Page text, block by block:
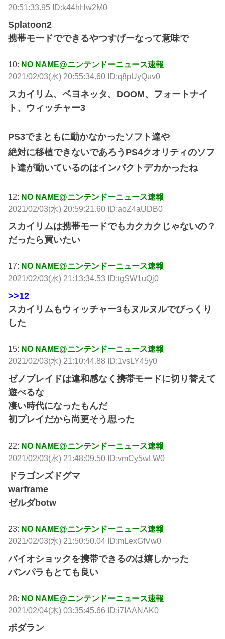
20:51:33.95 ID:k44hHw2M0
Splatoon2
携帯モードでできるやつすげーなって意味で
10: NO NAME@ニンテンドーニュース速報
2021/02/03(水) 20:55:34.60 ID:q8pUyQuv0
スカイリム、ベヨネッタ、DOOM、フォートナイ
ト、ウィッチャー3
PS3でまともに動かなかったソフト達や
絶対に移植できないであろうPS4クオリティのソフ
ト達が動いているのはインパクトデカかったね
12: NO NAME@ニンテンドーニュース速報
2021/02/03(水) 20:59:21.60 ID:aoZ4aUDB0
スカイリムは携帯モードでもカクカクじゃないの？
だったら買いたい
17: NO NAME@ニンテンドーニュース速報
2021/02/03(水) 21:13:34.53 ID:tgSW1uQj0
>>12
スカイリムもウィッチャー3もヌルヌルでびっくり
した
15: NO NAME@ニンテンドーニュース速報
2021/02/03(水) 21:10:44.88 ID:1vsLY45y0
ゼノブレイドは違和感なく携帯モードに切り替えて
遊べるな
凄い時代になったもんだ
初プレイだから尚更そう思った
22: NO NAME@ニンテンドーニュース速報
2021/02/03(水) 21:48:09.50 ID:vmCy5wLW0
ドラゴンズドグマ
warframe
ゼルダbotw
23: NO NAME@ニンテンドーニュース速報
2021/02/03(水) 21:50:50.04 ID:mLexGfVw0
バイオショックを携帯できるのは嬉しかった
バンパラもとても良い
28: NO NAME@ニンテンドーニュース速報
2021/02/04(木) 03:35:45.66 ID:i7IAANAK0
ボダラン